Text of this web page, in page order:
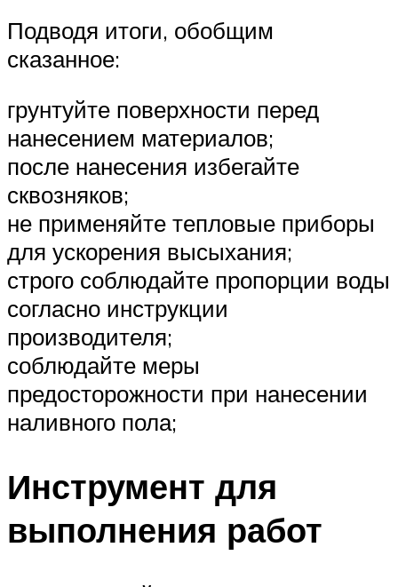
Подводя итоги, обобщим
сказанное:
грунтуйте поверхности перед
нанесением материалов;
после нанесения избегайте
сквозняков;
не применяйте тепловые приборы
для ускорения высыхания;
строго соблюдайте пропорции воды
согласно инструкции
производителя;
соблюдайте меры
предосторожности при нанесении
наливного пола;
Инструмент для
выполнения работ